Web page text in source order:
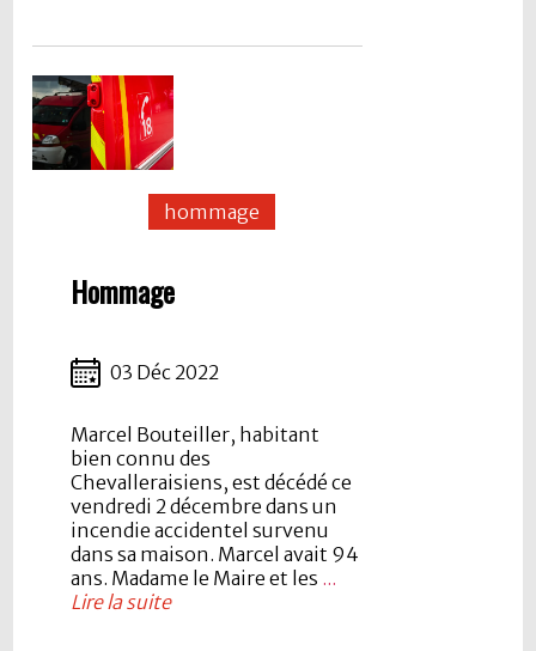
hommage
Hommage
03 Déc 2022
Marcel Bouteiller, habitant
bien connu des
Chevalleraisiens, est décédé ce
vendredi 2 décembre dans un
incendie accidentel survenu
dans sa maison. Marcel avait 94
ans. Madame le Maire et les ...
Lire la suite